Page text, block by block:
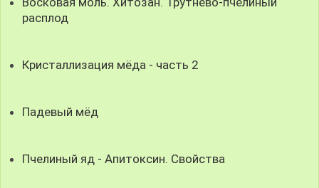
расплод
Кристаллизация мёда - часть 2
Падевый мёд
Пчелиный яд - Апитоксин. Свойства